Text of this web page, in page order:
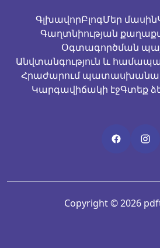
ԳլխավորԲլոգՄեր մասին
Գաղտնիության
Օգտագործման
Անվտանգություն և
Հրաժարում
Կարգավիճակի էջԳտեք
Copyright © 2026